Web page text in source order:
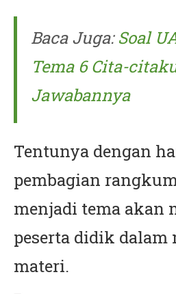
Baca Juga:Soal
Tema 6 Cita-
Jawabannya
Tentunya dengan
pembagian
menjadi tema akan
peserta didik dalam
materi.